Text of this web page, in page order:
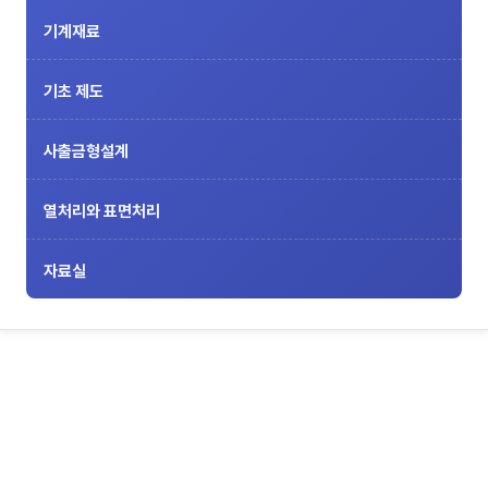
기계재료
기초 제도
사출금형설계
열처리와 표면처리
자료실